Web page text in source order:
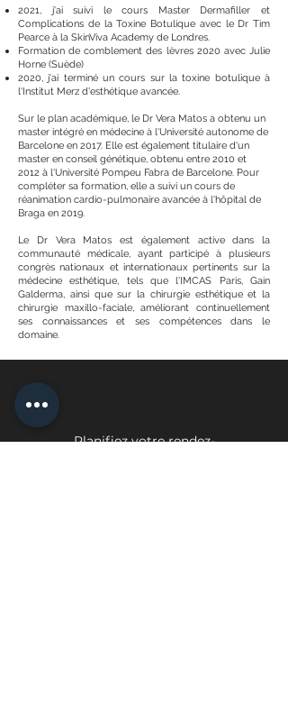
2021, j'ai suivi le cours Master Dermafiller et
Complications de la Toxine Botulique avec le Dr Tim
Pearce à la SkinViva Academy de Londres.
Formation de comblement des lèvres 2020 avec Julie
Horne (Suède)
2020, j'ai terminé un cours sur la toxine botulique à
l'Institut Merz d'esthétique avancée.
Sur le plan académique, le Dr Vera Matos a obtenu un
master intégré en médecine à l'Université autonome de
Barcelone en 2017. Elle est également titulaire d'un
master en conseil génétique, obtenu entre 2010 et
2012 à l'Université Pompeu Fabra de Barcelone. Pour
compléter sa formation, elle a suivi un cours de
réanimation cardio-pulmonaire avancée à l'hôpital de
Braga en 2019.
Le Dr Vera Matos est également active dans la
communauté médicale, ayant participé à plusieurs
congrès nationaux et internationaux pertinents sur la
médecine esthétique, tels que l'IMCAS Paris, Gain
Galderma, ainsi que sur la chirurgie esthétique et la
chirurgie maxillo-faciale, améliorant continuellement
ses connaissances et ses compétences dans le
domaine.
Planifiez votre rendez-